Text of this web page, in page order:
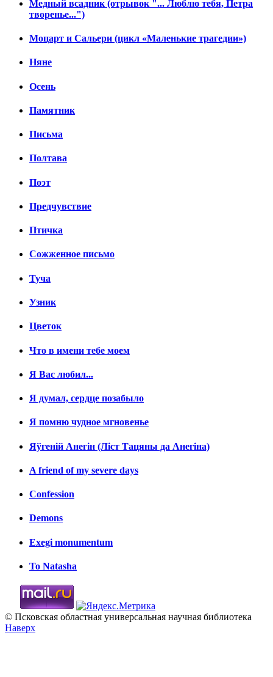
Медный всадник (отрывок "... Люблю тебя, Петра
творенье...")
Моцарт и Сальери (цикл «Маленькие трагедии»)
Няне
Осень
Памятник
Письма
Полтава
Поэт
Предчувствие
Птичка
Сожженное письмо
Туча
Узник
Цветок
Что в имени тебе моем
Я Вас любил...
Я думал, сердце позабыло
Я помню чудное мгновенье
Яўгенiй Анегін (Лiст Тацяны да Анегiна)
A friend of my severe days
Confession
Demons
Exegi monumentum
To Natasha
© Псковская областная универсальная научная библиотека
Наверх